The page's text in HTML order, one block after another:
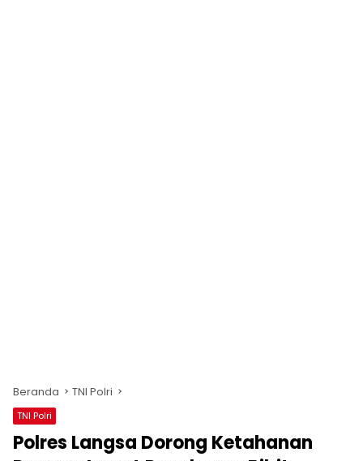
Beranda TNI Polri
TNI Polri
Polres Langsa Dorong Ketahanan